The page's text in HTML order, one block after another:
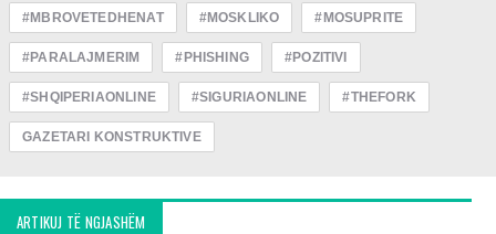
#MBROVETEDHENAT #MOSKLIKO #MOSUPRITE
#PARALAJMERIM #PHISHING #POZITIVI
#SHQIPERIAONLINE #SIGURIAONLINE #THEFORK
GAZETARI KONSTRUKTIVE
ARTIKUJ TË NGJASHËM